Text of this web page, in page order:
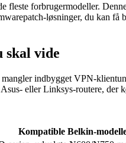
fleste forbrugermodeller.
løsninger, du kan
skal vide
indbygget VPN-
eller Linksys-routere, der
Kompatible Belkin-